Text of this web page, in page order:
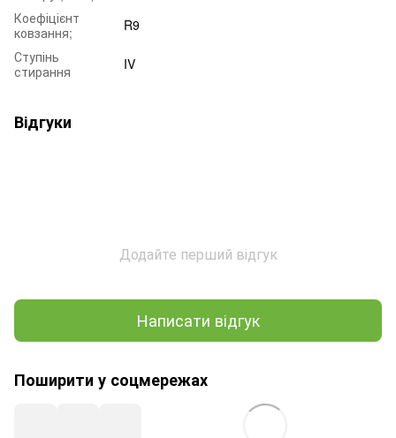
Коефіцієнт
ковзання;
R9
Ступінь
стирання
IV
Відгуки
Додайте перший відгук
Написати відгук
Поширити у соцмережах